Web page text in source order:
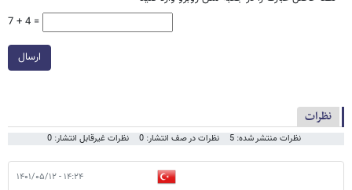
7 + 4 =
ارسال
نظرات
نظرات منتشر شده: 5 نظرات در صف انتشار: 0 نظرات غیرقابل انتشار: 0
۱۴:۲۴ - ۱۴۰۱/۰۵/۱۲